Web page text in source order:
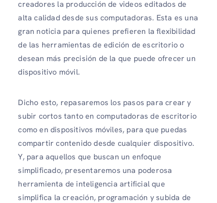
creadores la producción de videos editados de
alta calidad desde sus computadoras. Esta es una
gran noticia para quienes prefieren la flexibilidad
de las herramientas de edición de escritorio o
desean más precisión de la que puede ofrecer un
dispositivo móvil.
Dicho esto, repasaremos los pasos para crear y
subir cortos tanto en computadoras de escritorio
como en dispositivos móviles, para que puedas
compartir contenido desde cualquier dispositivo.
Y, para aquellos que buscan un enfoque
simplificado, presentaremos una poderosa
herramienta de inteligencia artificial que
simplifica la creación, programación y subida de